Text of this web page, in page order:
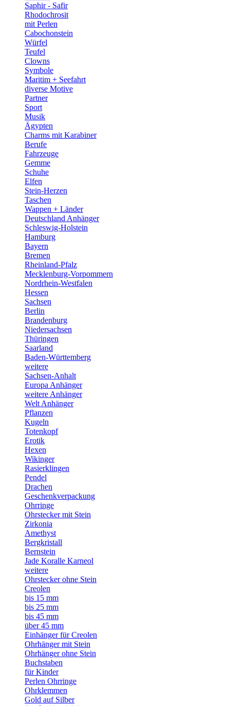
Saphir - Safir
Rhodochrosit
mit Perlen
Cabochonstein
Würfel
Teufel
Clowns
Symbole
Maritim + Seefahrt
diverse Motive
Partner
Sport
Musik
Ägypten
Charms mit Karabiner
Berufe
Fahrzeuge
Gemme
Schuhe
Elfen
Stein-Herzen
Taschen
Wappen + Länder
Deutschland Anhänger
Schleswig-Holstein
Hamburg
Bayern
Bremen
Rheinland-Pfalz
Mecklenburg-Vorpommern
Nordrhein-Westfalen
Hessen
Sachsen
Berlin
Brandenburg
Niedersachsen
Thüringen
Saarland
Baden-Württemberg
weitere
Sachsen-Anhalt
Europa Anhänger
weitere Anhänger
Welt Anhänger
Pflanzen
Kugeln
Totenkopf
Erotik
Hexen
Wikinger
Rasierklingen
Pendel
Drachen
Geschenkverpackung
Ohrringe
Ohrstecker mit Stein
Zirkonia
Amethyst
Bergkristall
Bernstein
Jade Koralle Karneol
weitere
Ohrstecker ohne Stein
Creolen
bis 15 mm
bis 25 mm
bis 45 mm
über 45 mm
Einhänger für Creolen
Ohrhänger mit Stein
Ohrhänger ohne Stein
Buchstaben
für Kinder
Perlen Ohrringe
Ohrklemmen
Gold auf Silber